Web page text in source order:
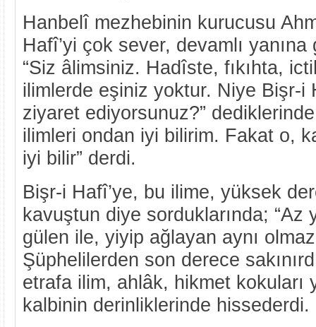
Hanbelî mezhebinin kurucusu
Hafî’yi çok sever, devamlı
“Siz âlimsiniz. Hadîste, fıkıhta,
ilimlerde eşiniz yoktur. Niye Bişr-i
ziyaret ediyorsunuz?”
ilimleri ondan iyi bilirim. Fakat o,
iyi bilir” derdi.
Bişr-i Hafî’ye, bu ilime, yüksek
kavuştun diye sorduklarında; “Az
gülen ile, yiyip ağlayan aynı
Şüphelilerden son derece
etrafa ilim, ahlâk, hikmet kokuları
kalbinin derinliklerinde hissederdi.